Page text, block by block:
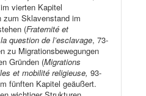
vierten Kapitel
zum Sklavenstand im
(Fraternité et
question de l’esclavage, 73-
zu Migrationsbewegungen
Gründen (Migrations
et mobilité religieuse,93-
fünften Kapitel geäußert.